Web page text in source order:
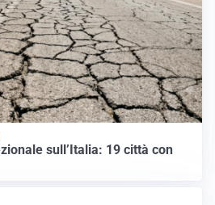
sull’Italia: 19 città con